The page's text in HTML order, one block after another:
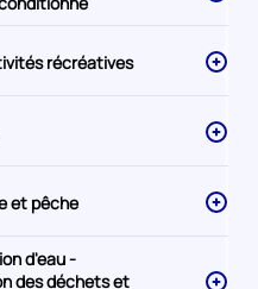
récréatives
et pêche
d'eau -
des déchets et